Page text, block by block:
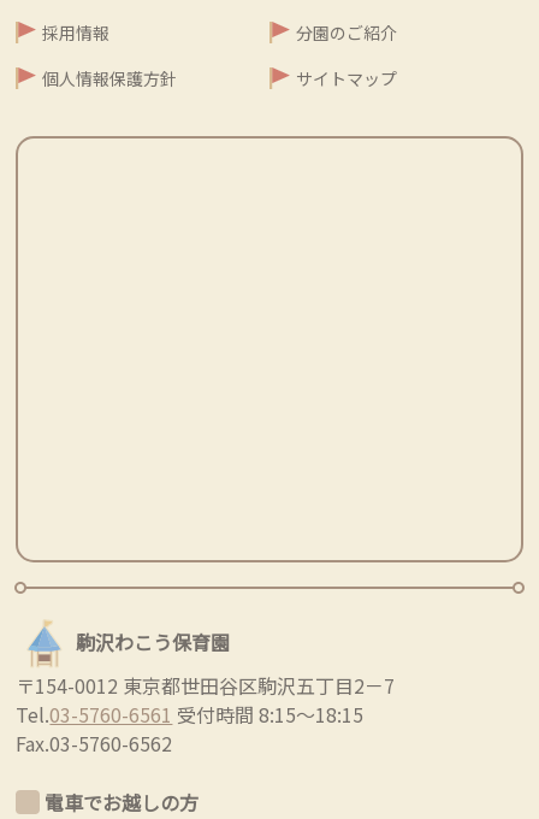
採用情報
分園のご紹介
個人情報保護方針
サイトマップ
駒沢わこう保育園
〒154-0012 東京都世田谷区駒沢五丁目2－7
Tel.03-5760-6561 受付時間 8:15～18:15
Fax.03-5760-6562
電車でお越しの方